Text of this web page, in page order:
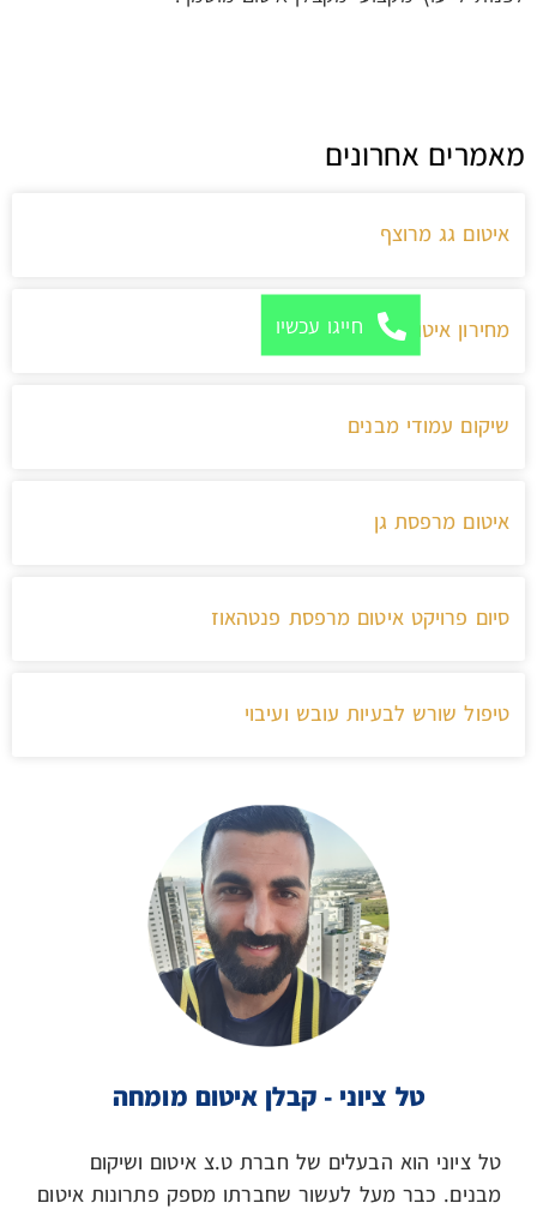
מאמרים אחרונים
איטום גג מרוצף
מחירון איטום גגות
שיקום עמודי מבנים
איטום מרפסת גן
סיום פרויקט איטום מרפסת פנטהאוז
טיפול שורש לבעיות עובש ועיבוי
טל ציוני - קבלן איטום מומחה
טל ציוני הוא הבעלים של חברת ט.צ איטום ושיקום
מבנים. כבר מעל לעשור שחברתו מספק פתרונות איטום
חייגו עכשיו